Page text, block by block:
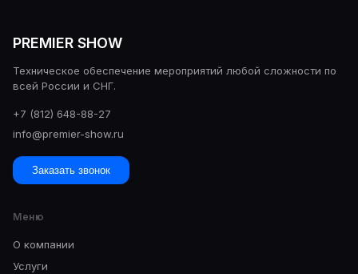
PREMIER SHOW
Техническое обеспечение мероприятий любой сложности по
всей России и СНГ.
+7 (812) 648-88-27
info@premier-show.ru
Заказать звонок
Меню
О компании
Услуги